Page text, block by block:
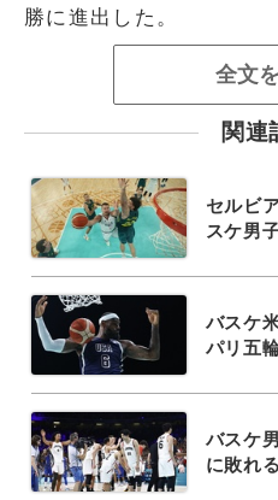
勝に進出した。
全文
関連
セルビ
スケ男
バスケ
パリ五
バスケ
に敗れ